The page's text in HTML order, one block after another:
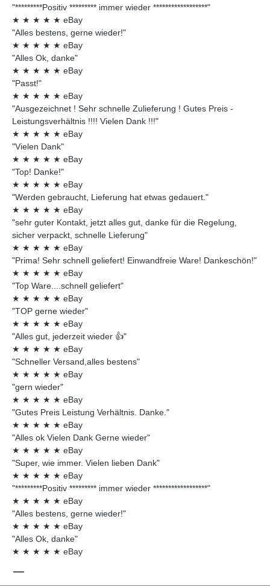
"*********Positiv ********* immer wieder ******************"
★ ★ ★ ★ ★ eBay
"Alles bestens, gerne wieder!"
★ ★ ★ ★ ★ eBay
"Alles Ok, danke"
★ ★ ★ ★ ★ eBay
"Passt!"
★ ★ ★ ★ ★ eBay
"Ausgezeichnet ! Sehr schnelle Zulieferung ! Gutes Preis -
Leistungsverhältnis !!!! Vielen Dank !!!"
★ ★ ★ ★ ★ eBay
"Vielen Dank"
★ ★ ★ ★ ★ eBay
"Top! Danke!"
★ ★ ★ ★ ★ eBay
"Werden gebraucht, Lieferung hat etwas gedauert."
★ ★ ★ ★ ★ eBay
"sehr guter Kontakt, jetzt alles gut, danke für die Regelung,
sicher verpackt, schnelle Lieferung"
★ ★ ★ ★ ★ eBay
"Prima! Sehr schnell geliefert! Einwandfreie Ware! Dankeschön!"
★ ★ ★ ★ ★ eBay
"Top Ware....schnell geliefert"
★ ★ ★ ★ ★ eBay
"TOP gerne wieder"
★ ★ ★ ★ ★ eBay
"Alles gut, jederzeit wieder 👍"
★ ★ ★ ★ ★ eBay
"Schneller Versand,alles bestens"
★ ★ ★ ★ ★ eBay
"gern wieder"
★ ★ ★ ★ ★ eBay
"Gutes Preis Leistung Verhältnis. Danke."
★ ★ ★ ★ ★ eBay
"Alles ok Vielen Dank Gerne wieder"
★ ★ ★ ★ ★ eBay
"Super, wie immer. Vielen lieben Dank"
★ ★ ★ ★ ★ eBay
"*********Positiv ********* immer wieder ******************"
★ ★ ★ ★ ★ eBay
"Alles bestens, gerne wieder!"
★ ★ ★ ★ ★ eBay
"Alles Ok, danke"
★ ★ ★ ★ ★ eBay